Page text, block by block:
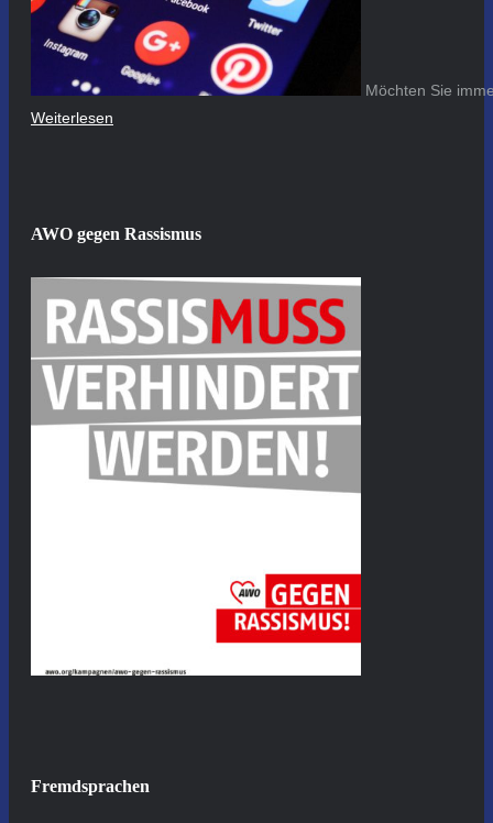
Möchten Sie
Weiterlesen
AWO gegen Rassismus
Fremdsprachen